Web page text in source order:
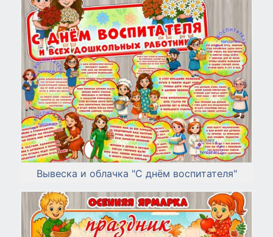
Вывеска и облачка "С днём воспитателя"